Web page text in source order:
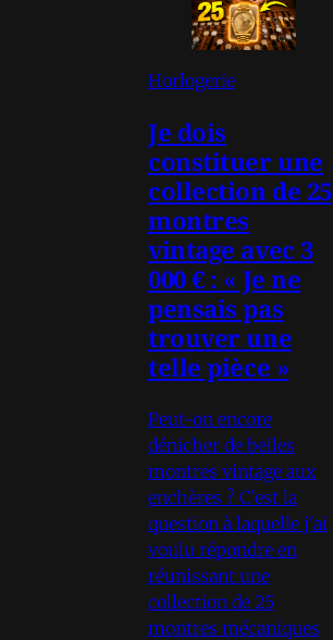
Horlogerie
Je dois
constituer une
collection de 25
montres
vintage avec 3
000 € : « Je ne
pensais pas
trouver une
telle pièce »
Peut-on encore
dénicher de belles
montres vintage aux
enchères ? C'est la
question à laquelle j'ai
voulu répondre en
réunissant une
collection de 25
montres mécaniques